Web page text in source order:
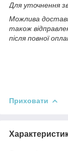
Для уточнення
Можлива
також
після повної
Приховати